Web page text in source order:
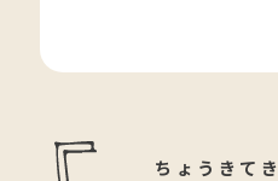
ちょうきてき